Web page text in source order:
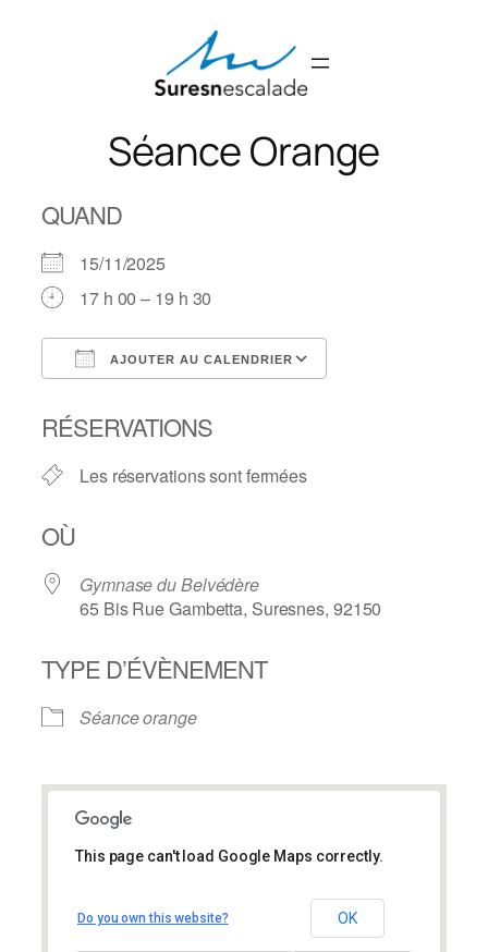
Séance Orange
QUAND
15/11/2025
17 h 00 – 19 h 30
AJOUTER AU CALENDRIER
RÉSERVATIONS
Les réservations sont fermées
OÙ
Gymnase du Belvédère
65 Bis Rue Gambetta, Suresnes, 92150
TYPE D’ÉVÈNEMENT
Séance orange
Gymnase du Belvédère
65 Bis Rue Gambetta – Suresnes
This page can't load Google Maps correctly.
Do you own this website? OK